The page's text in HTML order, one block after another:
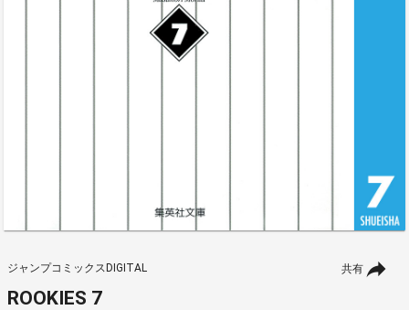
共有
ジャンプコミックスDIGITAL
ROOKIES 7